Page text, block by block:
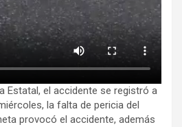
Estatal, el accidente se registró a
la falta de pericia del
provocó el accidente, además